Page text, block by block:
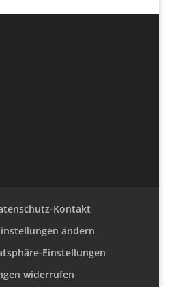
Kontakt
ändern
Einstellungen
widerrufen